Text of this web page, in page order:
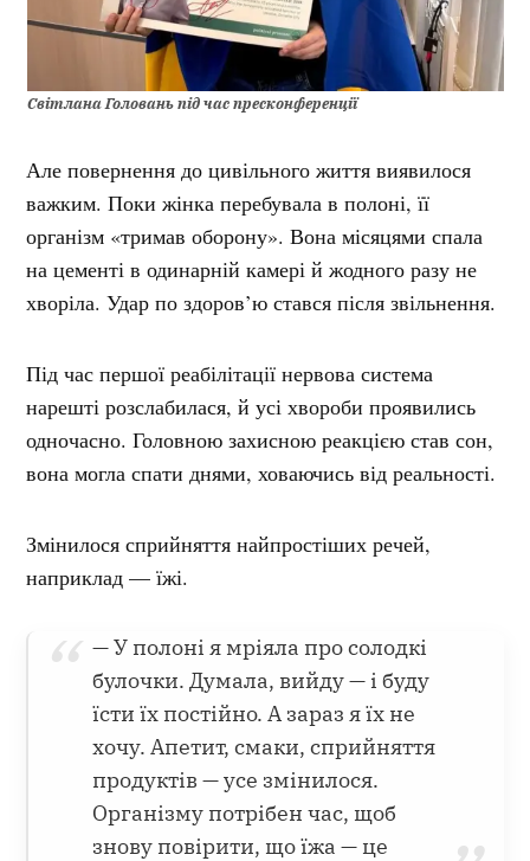
Світлана Головань під час пресконференції
Але повернення до цивільного життя виявилося
важким. Поки жінка перебувала в полоні, її
організм «тримав оборону». Вона місяцями спала
на цементі в одинарній камері й жодного разу не
хворіла. Удар по здоров’ю стався після звільнення.
Під час першої реабілітації нервова система
нарешті розслабилася, й усі хвороби проявились
одночасно. Головною захисною реакцією став сон,
вона могла спати днями, ховаючись від реальності.
Змінилося сприйняття найпростіших речей,
наприклад — їжі.
— У полоні я мріяла про солодкі
булочки. Думала, вийду — і буду
їсти їх постійно. А зараз я їх не
хочу. Апетит, смаки, сприйняття
продуктів — усе змінилося.
Організму потрібен час, щоб
знову повірити, що їжа — це